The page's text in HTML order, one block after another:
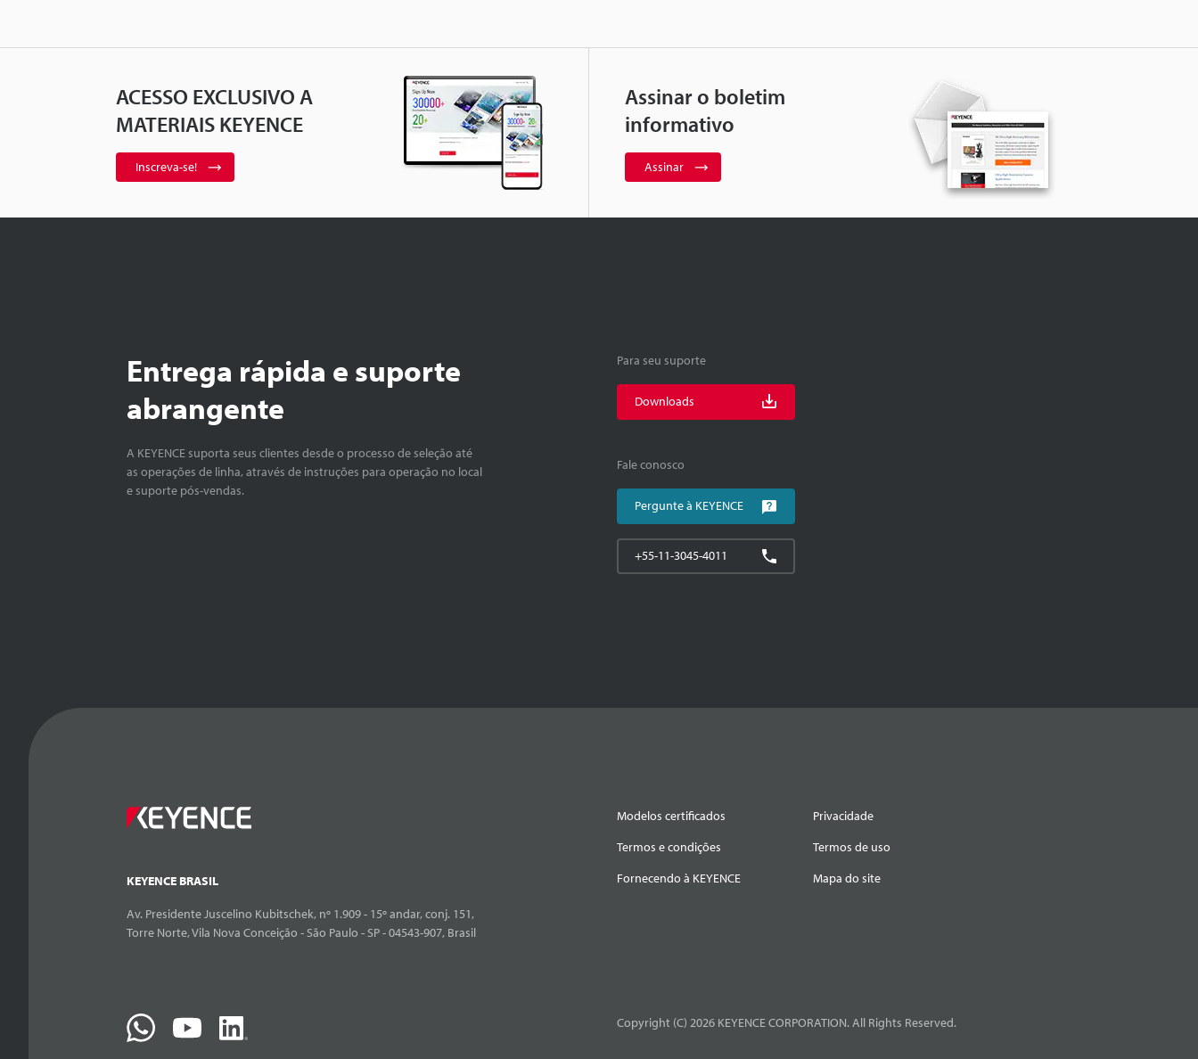
ACESSO EXCLUSIVO A
MATERIAIS KEYENCE
Inscreva-se!
Assinar o boletim
informativo
Assinar
Entrega rápida e suporte
abrangente
A KEYENCE suporta seus clientes desde o processo de seleção até
as operações de linha, através de instruções para operação no local
e suporte pós-vendas.
Para seu suporte
Downloads
Fale conosco
Pergunte à KEYENCE
+55-11-3045-4011
KEYENCE BRASIL
Av. Presidente Juscelino Kubitschek, nº 1.909 - 15º andar, conj. 151,
Torre Norte, Vila Nova Conceição - São Paulo - SP - 04543-907, Brasil
Modelos certificados
Privacidade
Termos e condições
Termos de uso
Fornecendo à KEYENCE
Mapa do site
Copyright (C) 2026 KEYENCE CORPORATION. All Rights Reserved.